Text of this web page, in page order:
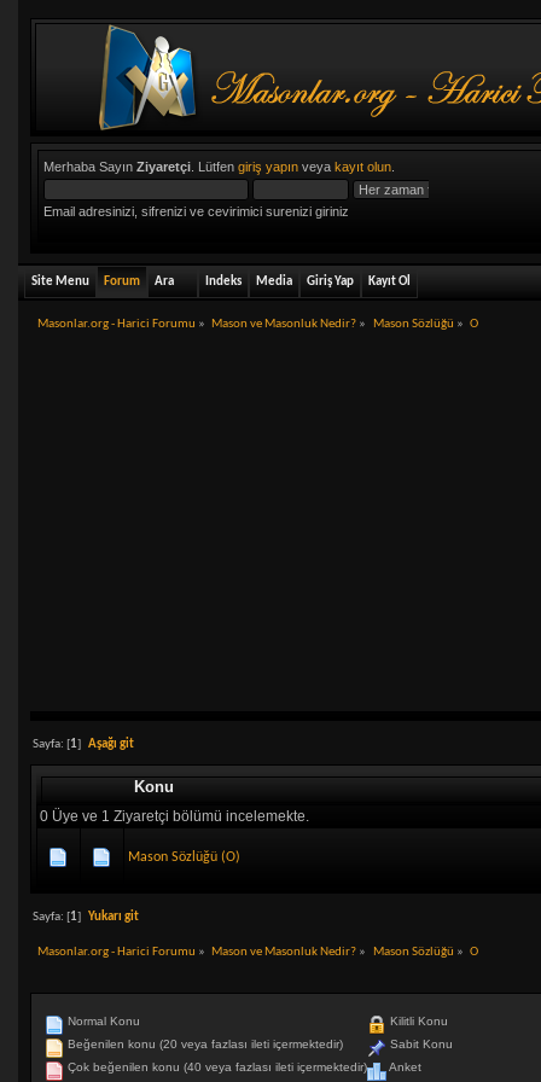
Merhaba Sayın Ziyaretçi. Lütfen giriş yapınveya kayıt olun.
Email adresinizi, sifrenizi ve cevirimici surenizi giriniz
Site Menu Forum Ara Indeks Media Giriş Yap Kayıt Ol
Masonlar.org - Harici Forumu » Mason ve Masonluk Nedir? » Mason Sözlüğü » O
Sayfa: [1] Aşağı git
Konu
0 Üye ve 1 Ziyaretçi bölümü incelemekte.
Mason Sözlüğü (O)
Sayfa: [1] Yukarı git
Masonlar.org - Harici Forumu » Mason ve Masonluk Nedir? » Mason Sözlüğü » O
Normal Konu
Beğenilen konu (20 veya fazlası ileti içermektedir)
Çok beğenilen konu (40 veya fazlası ileti içermektedir)
Kilitli Konu
Sabit Konu
Anket